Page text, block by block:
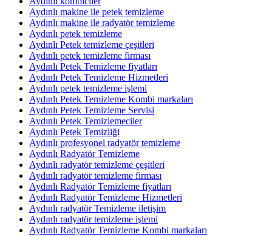
Aydınlı makine ile petek temizleme
Aydınlı makine ile radyatör temizleme
Aydınlı petek temizleme
Aydınlı Petek temizleme çeşitleri
Aydınlı petek temizleme firması
Aydınlı Petek Temizleme fiyatları
Aydınlı Petek Temizleme Hizmetleri
Aydınlı petek temizleme işlemi
Aydınlı Petek Temizleme Kombi markaları
Aydınlı Petek Temizleme Servisi
Aydınlı Petek Temizlemeciler
Aydınlı Petek Temizliği
Aydınlı profesyonel radyatör temizleme
Aydınlı Radyatör Temizleme
Aydınlı radyatör temizleme çeşitleri
Aydınlı radyatör temizleme firması
Aydınlı Radyatör Temizleme fiyatları
Aydınlı Radyatör Temizleme Hizmetleri
Aydınlı radyatör Temizleme iletişim
Aydınlı radyatör temizleme işlemi
Aydınlı Radyatör Temizleme Kombi markaları